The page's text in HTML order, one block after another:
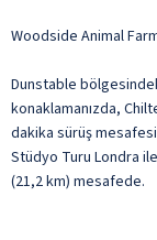
Woodside Animal
Dunstable
konaklamanızda,
dakika sürüş
Stüdyo Turu Londra
(21,2 km) mesafede.